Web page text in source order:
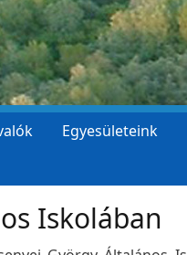
Egyesületeink
Iskolában